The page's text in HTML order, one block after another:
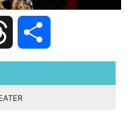
Threads
有